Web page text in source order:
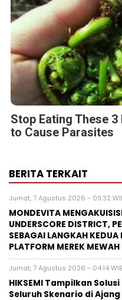
Stop Eating These
to Cause Parasites
BERITA TERKAIT
Jumat, 7 Agustus 2026 - 09:32
MONDEVITA
UNDERSCORE DISTRICT,
SEBAGAI LANGKAH
PLATFORM MEREK
Jumat, 7 Agustus 2026 - 04:14 WIB
HIKSEMI Tampilkan
Seluruh Skenario di